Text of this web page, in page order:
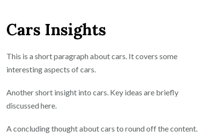
Cars Insights
This is a short paragraph about cars. It covers some
interesting aspects of cars.
Another short insight into cars. Key ideas are briefly
discussed here.
A concluding thought about cars to round off the content.